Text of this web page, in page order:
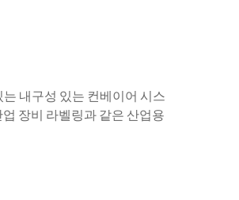
내구성 있는 컨베이어 시스
장비 라벨링과 같은 산업용